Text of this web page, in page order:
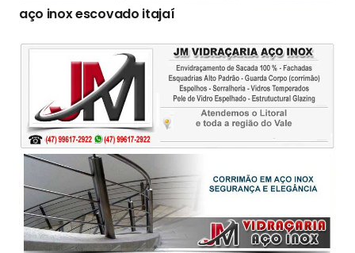
aço inox escovado itajaí